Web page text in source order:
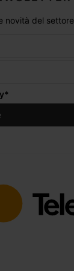
novità del settore
*